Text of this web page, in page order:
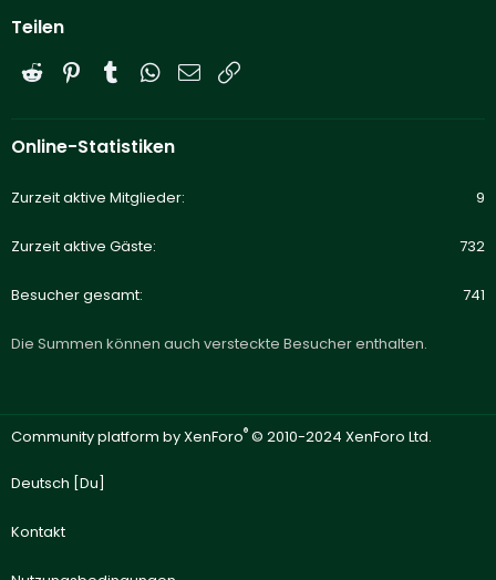
Teilen
Reddit PinterestTumblrWhatsApp
E-Mail
Online-Statistiken
Zurzeit aktive Mitglieder 9
Zurzeit aktive Gäste 732
Besucher gesamt 741
Die Summen können auch versteckte Besucher enthalten.
Community platform by XenForo® © 2010-2024 XenForo Ltd.
Deutsch [Du]
Kontakt